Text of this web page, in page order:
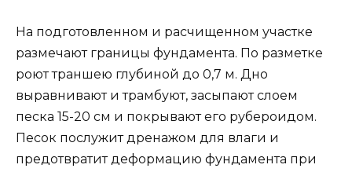
На подготовленном и расчищенном участке
размечают границы фундамента. По разметке
роют траншею глубиной до 0,7 м. Дно
выравнивают и трамбуют, засыпают слоем
песка 15-20 см и покрывают его рубероидом.
Песок послужит дренажом для влаги и
предотвратит деформацию фундамента при